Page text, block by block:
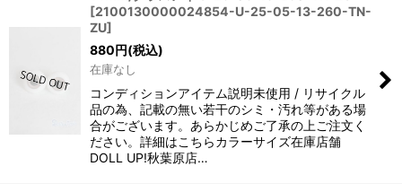
[2100130000024854-U-25-05-13-260-TN-
ZU]
880円(税込)
在庫なし
コンディションアイテム説明未使用 / リサイクル
品の為、記載の無い若干のシミ・汚れ等がある場
合がございます。あらかじめご了承の上ご注文く
ださい。詳細はこちらカラーサイズ在庫店舗
DOLL UP!秋葉原店…